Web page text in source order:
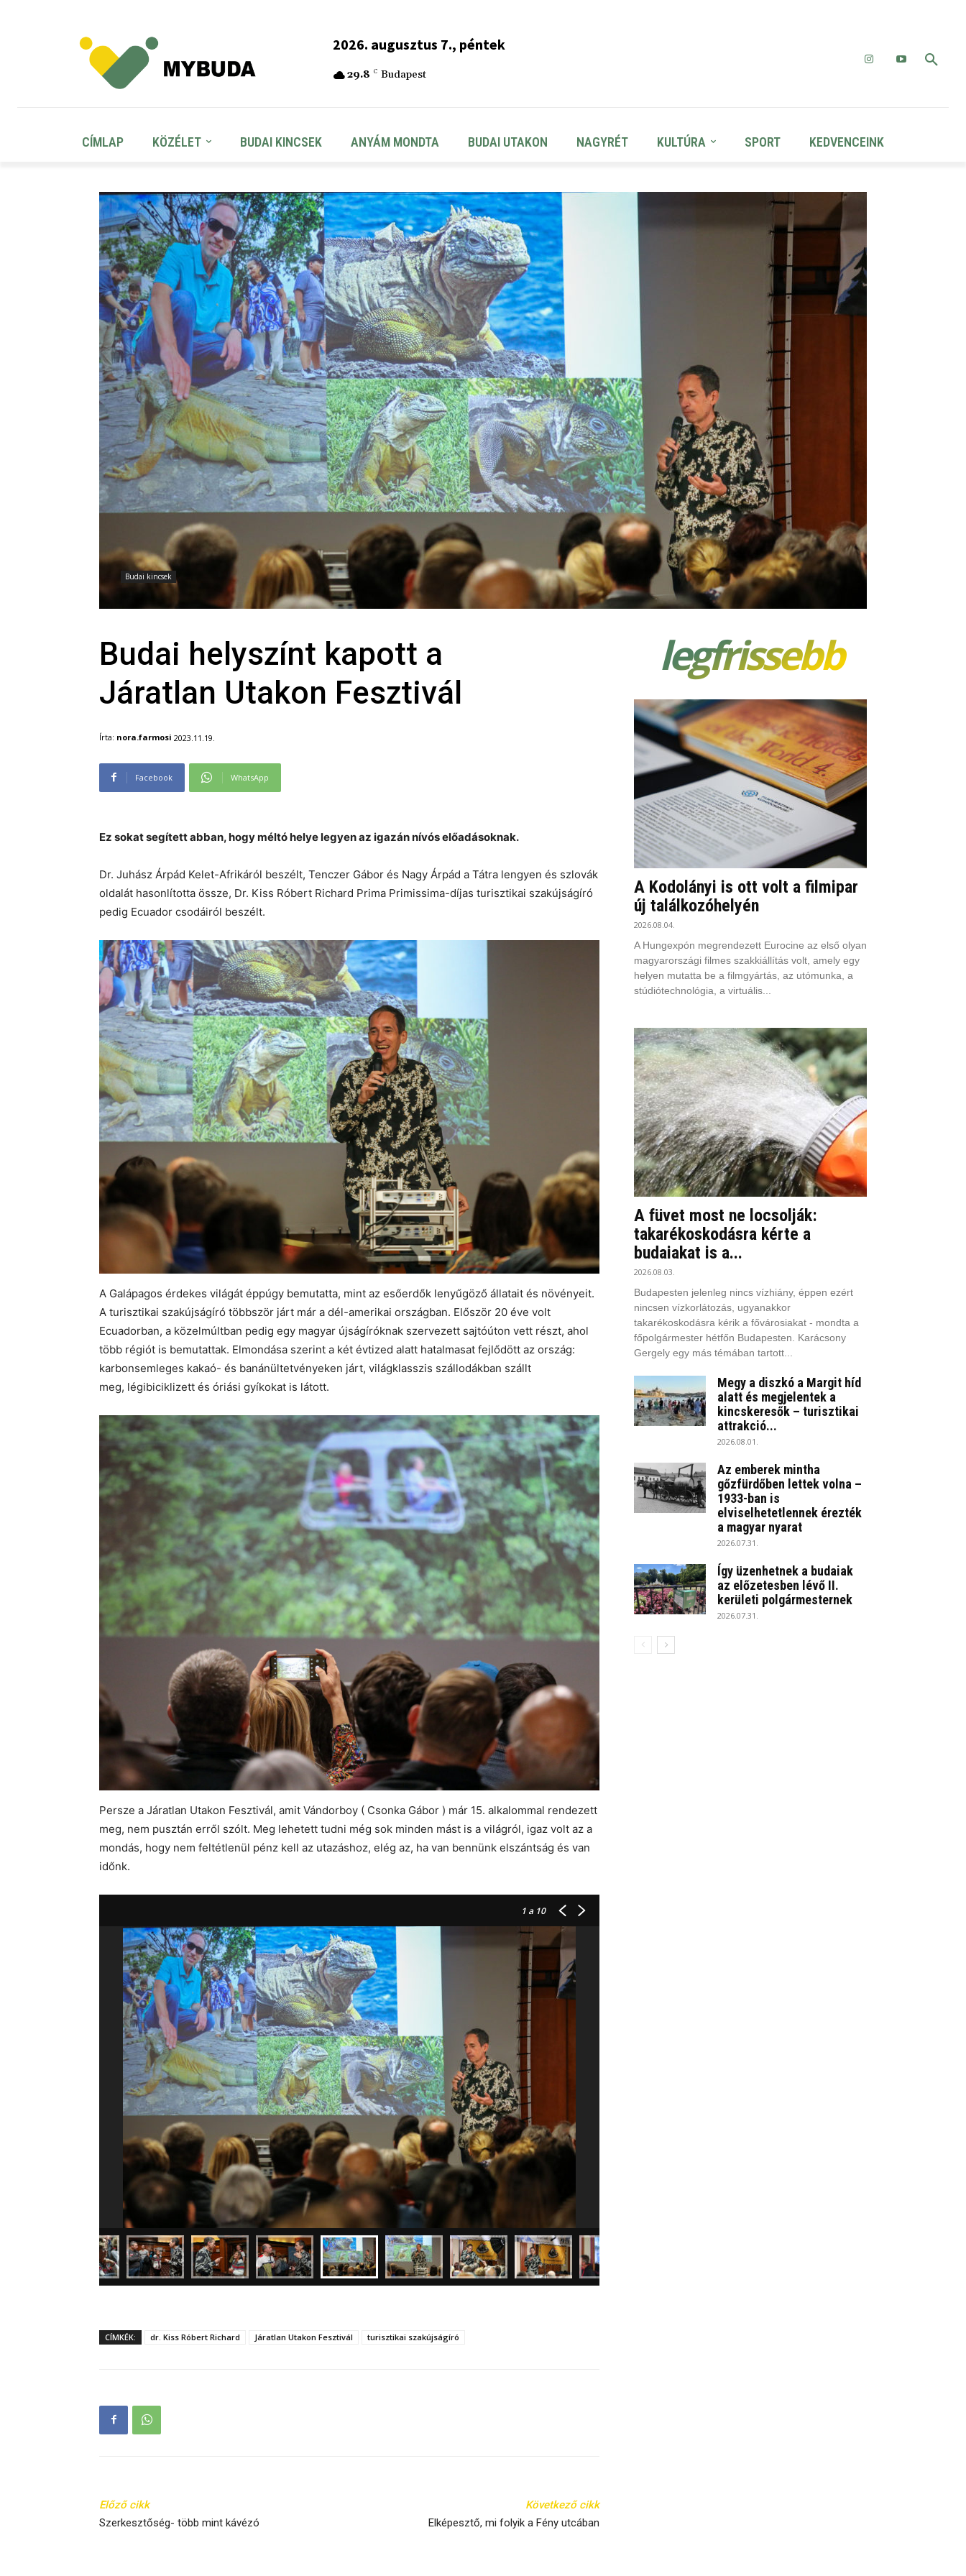
2026. augusztus 7., péntek
29.8 C Budapest
CÍMLAP KÖZÉLET BUDAI KINCSEK ANYÁM MONDTA BUDAI UTAKON NAGYRÉT KULTÚRA SPORT KEDVENCEINK
Budai kincsek
Budai helyszínt kapott a
Járatlan Utakon Fesztivál
Írta: nora.farmosi 2023.11.19.
Facebook WhatsApp
Ez sokat segített abban, hogy méltó helye legyen az igazán nívós előadásoknak.
Dr. Juhász Árpád Kelet-Afrikáról beszélt, Tenczer Gábor és Nagy Árpád a Tátra lengyen és szlovák
oldalát hasonlította össze, Dr. Kiss Róbert Richard Prima Primissima-díjas turisztikai szakújságíró
pedig Ecuador csodáiról beszélt.
A Galápagos érdekes világát éppúgy bemutatta, mint az esőerdők lenyűgöző állatait és növényeit.
A turisztikai szakújságíró többször járt már a dél-amerikai országban. Először 20 éve volt
Ecuadorban, a közelmúltban pedig egy magyar újságíróknak szervezett sajtóúton vett részt, ahol
több régiót is bemutattak. Elmondása szerint a két évtized alatt hatalmasat fejlődött az ország:
karbonsemleges kakaó- és banánültetvényeken járt, világklasszis szállodákban szállt
meg, légibiciklizett és óriási gyíkokat is látott.
Persze a Járatlan Utakon Fesztivál, amit Vándorboy ( Csonka Gábor ) már 15. alkalommal rendezett
meg, nem pusztán erről szólt. Meg lehetett tudni még sok minden mást is a világról, igaz volt az a
mondás, hogy nem feltétlenül pénz kell az utazáshoz, elég az, ha van bennünk elszántság és van
időnk.
1 a 10
CÍMKÉK: dr. Kiss Róbert Richard Járatlan Utakon Fesztivál turisztikai szakújságíró
Előző cikk
Szerkesztőség- több mint kávézó
Következő cikk
Elképesztő, mi folyik a Fény utcában
legfrissebb
A Kodolányi is ott volt a filmipar
új találkozóhelyén
2026.08.04.
A Hungexpón megrendezett Eurocine az első olyan
magyarországi filmes szakkiállítás volt, amely egy
helyen mutatta be a filmgyártás, az utómunka, a
stúdiótechnológia, a virtuális...
A füvet most ne locsolják:
takarékoskodásra kérte a
budaiakat is a...
2026.08.03.
Budapesten jelenleg nincs vízhiány, éppen ezért
nincsen vízkorlátozás, ugyanakkor
takarékoskodásra kérik a fővárosiakat - mondta a
főpolgármester hétfőn Budapesten. Karácsony
Gergely egy más témában tartott...
Megy a diszkó a Margit híd
alatt és megjelentek a
kincskeresők – turisztikai
attrakció...
2026.08.01.
Az emberek mintha
gőzfürdőben lettek volna –
1933-ban is
elviselhetetlennek érezték
a magyar nyarat
2026.07.31.
Így üzenhetnek a budaiak
az előzetesben lévő II.
kerületi polgármesternek
2026.07.31.